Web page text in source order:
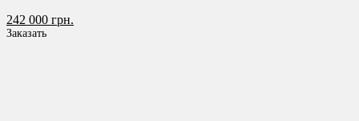
242 000 грн.
Заказать